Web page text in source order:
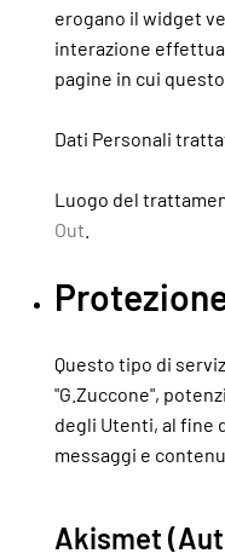
erogano il widget
interazione
pagine in cui
Dati Personali
Luogo del
Out
Questo tipo di
"G.Zuccone",
degli Utenti, al fine
messaggi e
Akismet